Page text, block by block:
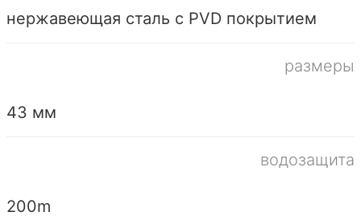
нержавеющая сталь с PVD покрытием
размеры
43 мм
водозащита
200m